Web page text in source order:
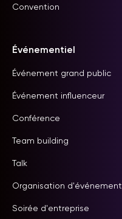
Convention
Événementiel
Événement grand public
Événement influenceur
Conférence
Team building
Talk
Organisation d'événement
Soirée d'entreprise